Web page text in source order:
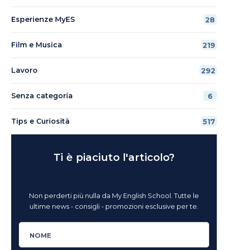
Esperienze MyES 28
Film e Musica 219
Lavoro 292
Senza categoria 6
Tips e Curiosità 517
Ti è piaciuto l'articolo?
Non perderti più nulla da My English School. Tutte le
ultime news - consigli - promozioni esclusive per te.